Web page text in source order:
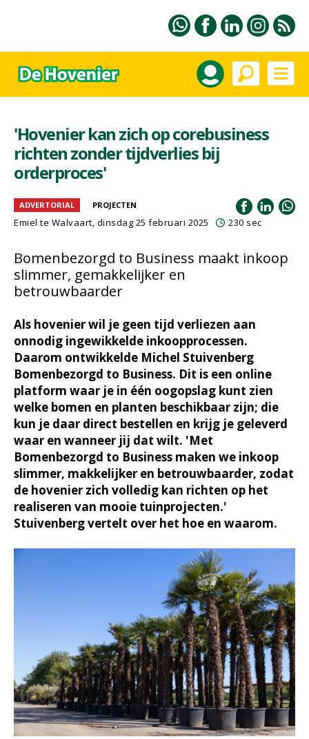
'Hovenier kan zich op corebusiness
richten zonder tijdverlies bij
orderproces'
ADVERTORIAL PROJECTEN
Emiel te Walvaart, dinsdag 25 februari 2025 230 sec
Bomenbezorgd to Business maakt inkoop
slimmer, gemakkelijker en
betrouwbaarder
Als hovenier wil je geen tijd verliezen aan
onnodig ingewikkelde inkoopprocessen.
Daarom ontwikkelde Michel Stuivenberg
Bomenbezorgd to Business. Dit is een online
platform waar je in één oogopslag kunt zien
welke bomen en planten beschikbaar zijn; die
kun je daar direct bestellen en krijg je geleverd
waar en wanneer jij dat wilt. 'Met
Bomenbezorgd to Business maken we inkoop
slimmer, makkelijker en betrouwbaarder, zodat
de hovenier zich volledig kan richten op het
realiseren van mooie tuinprojecten.'
Stuivenberg vertelt over het hoe en waarom.